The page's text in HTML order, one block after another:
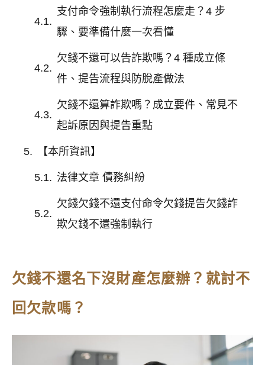
支付命令強制執行流程怎麼走？4 步
驟、要準備什麼一次看懂
欠錢不還可以告詐欺嗎？4 種成立條
件、提告流程與防脫產做法
欠錢不還算詐欺嗎？成立要件、常見不
起訴原因與提告重點
【本所資訊】
法律文章 債務糾紛
欠錢欠錢不還支付命令欠錢提告欠錢詐
欺欠錢不還強制執行
欠錢不還名下沒財產怎麼辦？就討不
回欠款嗎？